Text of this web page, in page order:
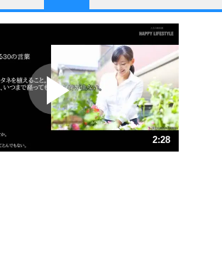
他人と比べない。
いっそのこと、他人を見ない。
ポジティブになれない原因は、行動
しないから。
ポジティブ思考になる30の方法
ストレス対策
2:28